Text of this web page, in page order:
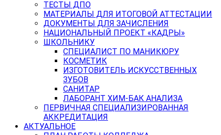
ТЕСТЫ ДПО
МАТЕРИАЛЫ ДЛЯ ИТОГОВОЙ АТТЕСТАЦИИ
ДОКУМЕНТЫ ДЛЯ ЗАЧИСЛЕНИЯ
НАЦИОНАЛЬНЫЙ ПРОЕКТ «КАДРЫ»
ШКОЛЬНИКУ
СПЕЦИАЛИСТ ПО МАНИКЮРУ
КОСМЕТИК
ИЗГОТОВИТЕЛЬ ИСКУССТВЕННЫХ
ЗУБОВ
САНИТАР
ЛАБОРАНТ ХИМ-БАК АНАЛИЗА
ПЕРВИЧНАЯ СПЕЦИАЛИЗИРОВАННАЯ
АККРЕДИТАЦИЯ
АКТУАЛЬНОЕ